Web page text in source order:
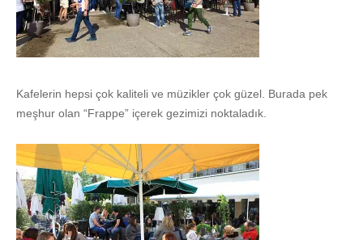
Kafelerin hepsi çok kaliteli ve müzikler çok güzel. Burada pek
meşhur olan “Frappe” içerek gezimizi noktaladık.